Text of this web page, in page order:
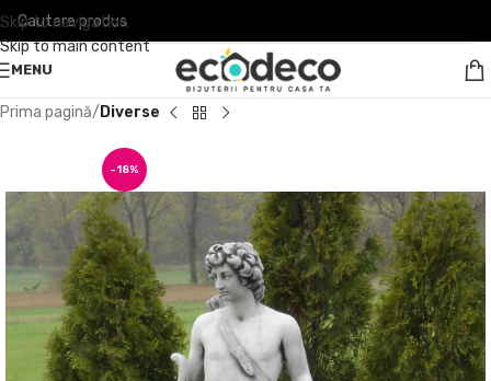
Skip to navigation
Skip to main content
MENU
Prima pagină Diverse
-18%